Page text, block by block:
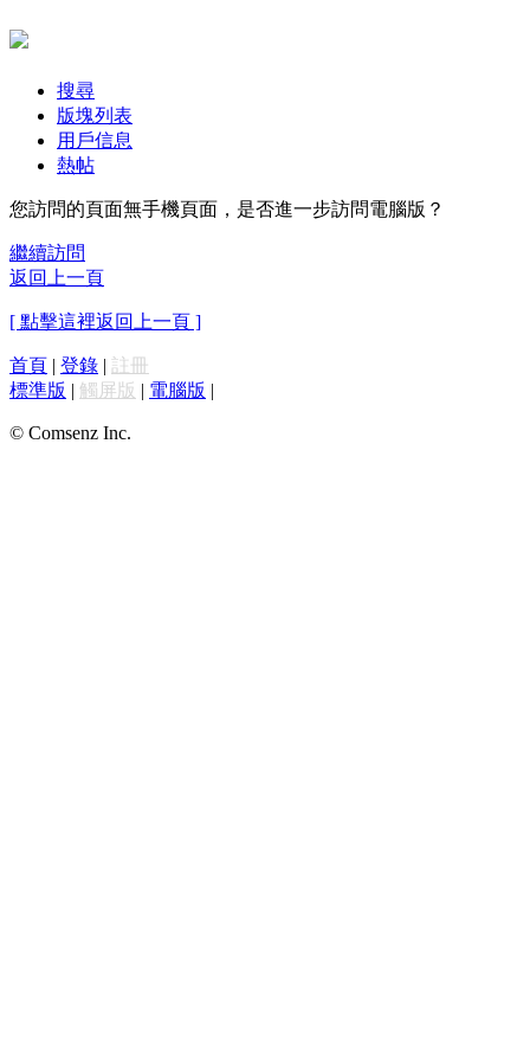
搜尋
版塊列表
用戶信息
熱帖
您訪問的頁面無手機頁面，是否進一步訪問電腦版？
繼續訪問
返回上一頁
[ 點擊這裡返回上一頁 ]
首頁 | 登錄 | 註冊
標準版 | 觸屏版 | 電腦版 |
© Comsenz Inc.